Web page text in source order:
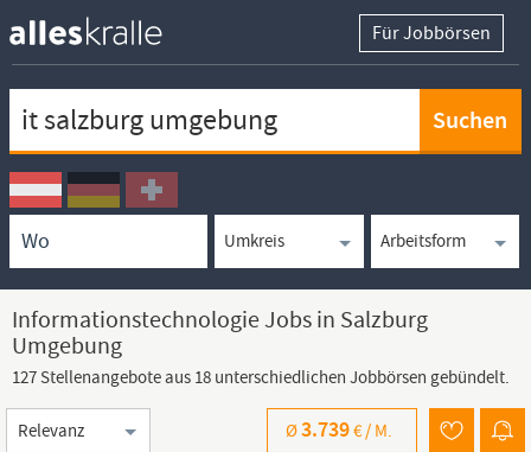
Für Jobbörsen
Ortssuche
Umkreissuche
Arbeitsform
Informationstechnologie Jobs in Salzburg
Umgebung
127 Stellenangebote aus 18 unterschiedlichen Jobbörsen gebündelt.
Sortierung
Ø3.739€ / M.